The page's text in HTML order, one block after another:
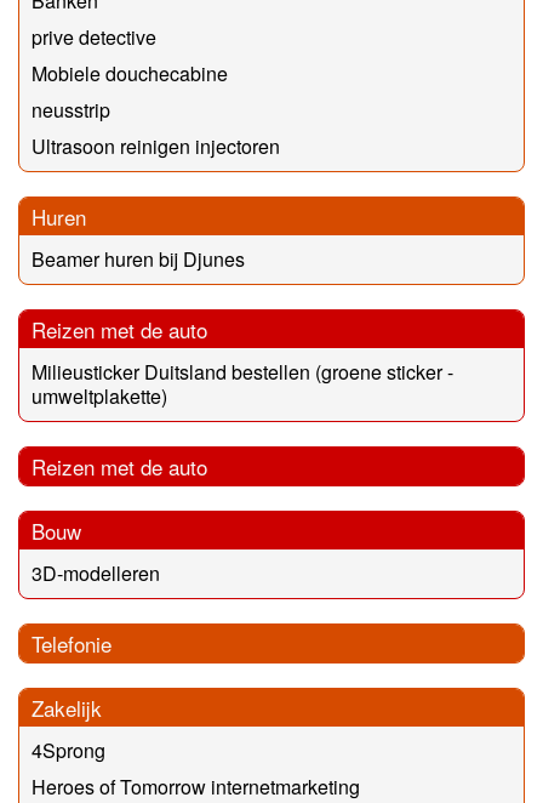
prive detective
Mobiele douchecabine
neusstrip
Ultrasoon reinigen injectoren
Huren
Beamer huren bij Djunes
Reizen met de auto
Milieusticker Duitsland bestellen (groene sticker -
umweltplakette)
Reizen met de auto
Bouw
3D-modelleren
Telefonie
Zakelijk
4Sprong
Heroes of Tomorrow internetmarketing